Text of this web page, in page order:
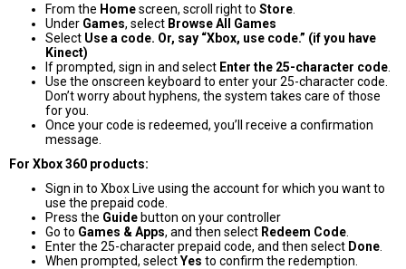
From the Homescreen, scroll right to Store
Under Games, select Browse All Games
Select Use a code. Or, say “Xbox, use code.” (if you have
Kinect)
If prompted, sign in and select Enter the 25-character code
Use the onscreen keyboard to enter your 25-character code.
Don’t worry about hyphens, the system takes care of those
for you.
Once your code is redeemed, you’ll receive a confirmation
message.
For Xbox 360 products:
Sign in to Xbox Live using the account for which you want to
use the prepaid code.
Press the Guidebutton on your controller
Go to Games & Apps, and then select Redeem Code
Enter the 25-character prepaid code, and then select Done
When prompted, selectYes to confirm the redemption.